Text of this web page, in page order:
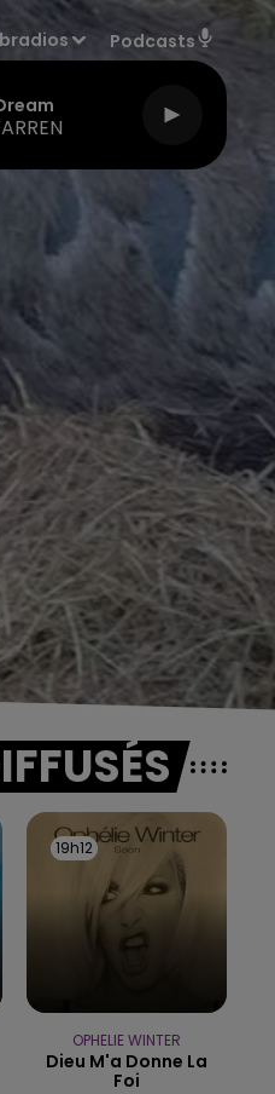
Podcasts
19h12
19h12
OPHELIE WINTER
Dieu M'a Donne La
Foi